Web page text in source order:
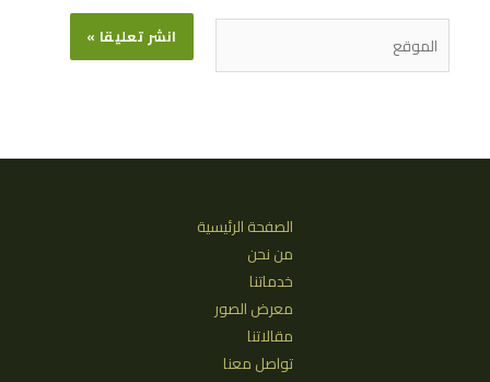
الصفحة الرئيسية
من نحن
خدماتنا
معرض الصور
مقالاتنا
تواصل معنا